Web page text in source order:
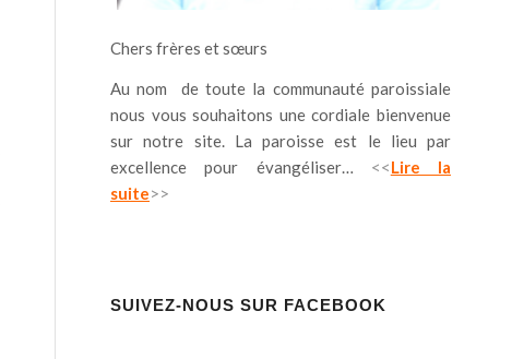
Chers frères et sœurs
Au nom de toute la communauté paroissiale
nous vous souhaitons une cordiale bienvenue
sur notre site. La paroisse est le lieu par
excellence pour évangéliser…
<<Lire la
suite>>
SUIVEZ-NOUS SUR FACEBOOK